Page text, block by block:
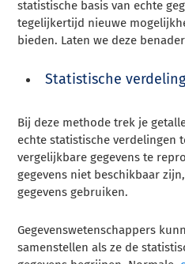
statistische basis van echte
tegelijkertijd nieuwe
bieden. Laten we deze
Statistische
Bij deze methode trek je
echte statistische verdelingen
vergelijkbare gegevens te
gegevens niet beschikbaar
gegevens gebruiken.
Gegevenswetenschappers
samenstellen als ze de